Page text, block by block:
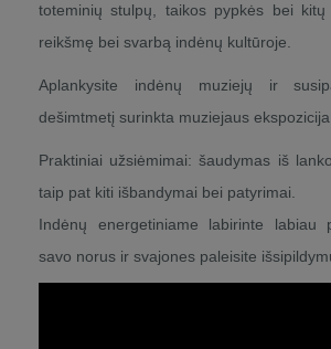
toteminių stulpų, taikos pypkės bei kitų
reikšmę bei svarbą indėnų kultūroje.
Aplankysite indėnų muziejų ir
dešimtmetį surinkta muziejaus ekspozicija.
Praktiniai užsiėmimai: šaudymas iš
taip pat kiti išbandymai bei patyrimai.
Indėnų energetiniame labirinte labiau
savo norus ir svajones paleisite